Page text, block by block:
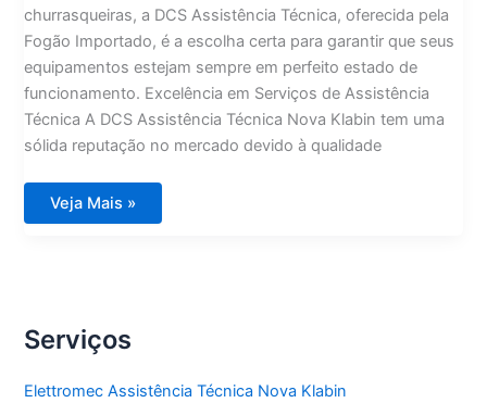
churrasqueiras, a DCS Assistência Técnica, oferecida pela
Fogão Importado, é a escolha certa para garantir que seus
equipamentos estejam sempre em perfeito estado de
funcionamento. Excelência em Serviços de Assistência
Técnica A DCS Assistência Técnica Nova Klabin tem uma
sólida reputação no mercado devido à qualidade
DCS
Assistência
Veja Mais »
Serviços
Elettromec Assistência Técnica Nova Klabin